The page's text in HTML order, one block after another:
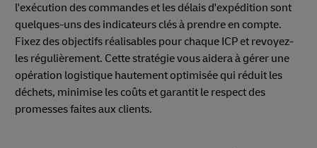
l'exécution des commandes et les délais d'expédition sont
quelques-uns des indicateurs clés à prendre en compte.
Fixez des objectifs réalisables pour chaque ICP et revoyez-
les régulièrement. Cette stratégie vous aidera à gérer une
opération logistique hautement optimisée qui réduit les
déchets, minimise les coûts et garantit le respect des
promesses faites aux clients.